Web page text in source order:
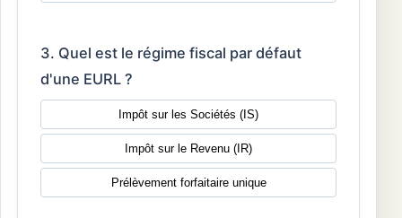
3. Quel est le régime fiscal par défaut
d'une EURL ?
Impôt sur les Sociétés (IS)
Impôt sur le Revenu (IR)
Prélèvement forfaitaire unique